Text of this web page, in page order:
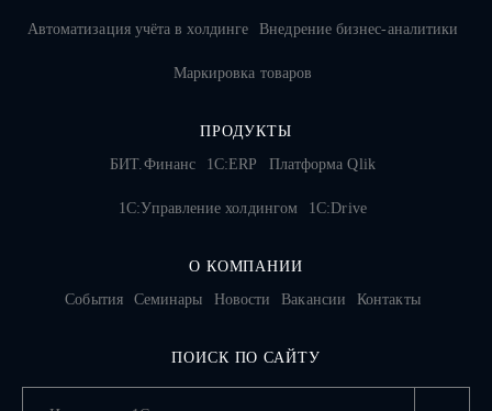
Автоматизация учёта в холдинге Внедрение бизнес-аналитики
Маркировка товаров
ПРОДУКТЫ
БИТ.Финанс
1С:ERP Платформа Qlik
1С:Управление холдингом 1C:Drive
О КОМПАНИИ
События
Семинары Новости Вакансии Контакты
ПОИСК ПО САЙТУ